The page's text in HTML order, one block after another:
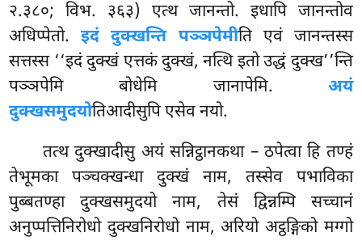
२.३८०; विभ. ३६३) एत्थ जानन्तो. इधापि जानन्तोव
अधिप्पेतो.इदं दुक्खन्ति पञ्ञपेमीति एवं जानन्तस्स
सत्तस्स ‘‘इदं दुक्खं एत्तकं दुक्खं, नत्थि इतो उद्धं दुक्ख’’न्ति
पञ्ञपेमि बोधेमि जानापेमि. अयं
दुक्खसमुदयोतिआदीसुपि एसेव नयो.
तत्थ दुक्खादीसु अयं सन्निट्ठानकथा – ठपेत्वा हि तण्हं
तेभूमका पञ्चक्खन्धा दुक्खं नाम, तस्सेव पभाविका
पुब्बतण्हा दुक्खसमुदयो नाम, तेसं द्विन्नम्पि सच्चानं
अनुप्पत्तिनिरोधो दुक्खनिरोधो नाम, अरियो अट्ठङ्गिको मग्गो